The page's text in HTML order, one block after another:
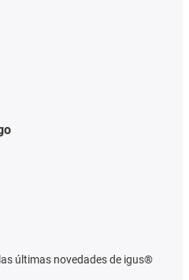
últimas novedades de igus®